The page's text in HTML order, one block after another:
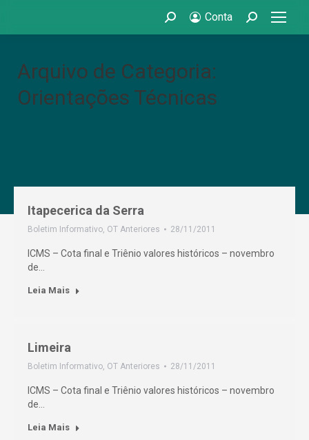
Search: Conta Search:
Arquivo de Categoria:
Orientações Técnicas
Itapecerica da Serra
Boletim Informativo, OT Anteriores 28/11/2011
ICMS – Cota final e Triênio valores históricos – novembro
de…
Leia Mais
Limeira
Boletim Informativo, OT Anteriores 28/11/2011
ICMS – Cota final e Triênio valores históricos – novembro
de…
Leia Mais